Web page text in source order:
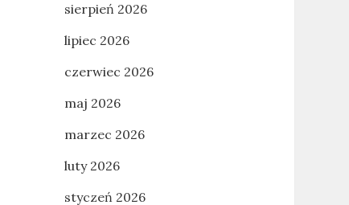
sierpień 2026
lipiec 2026
czerwiec 2026
maj 2026
marzec 2026
luty 2026
styczeń 2026